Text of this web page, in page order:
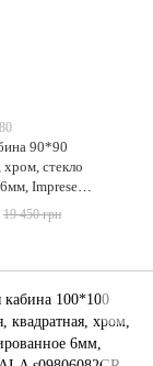
90*90
стекло
Imprese
i51580
19 450 грн